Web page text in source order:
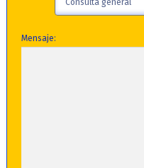
Mensaje: